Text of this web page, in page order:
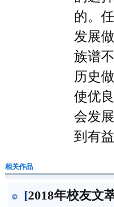
的。
发展
族谱
历史
使优
会发
到有
相关作品
[2018年校友文